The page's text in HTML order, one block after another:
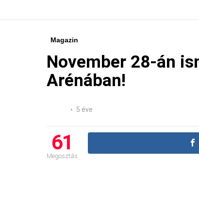
Magazin
November 28-án
Arénában!
5 éve
61
Megosztás